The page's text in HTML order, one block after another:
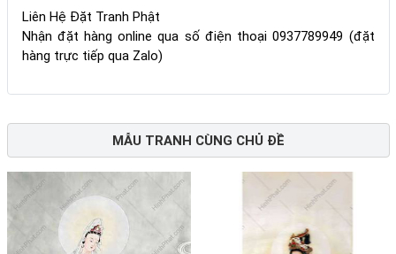
Liên Hệ Đặt Tranh Phật
Nhận đặt hàng online qua số điện thoại 0937789949 (đặt
hàng trực tiếp qua Zalo)
MẪU TRANH CÙNG CHỦ ĐỀ